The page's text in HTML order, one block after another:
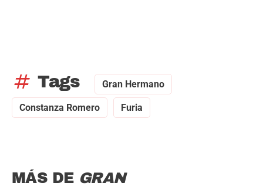
tag Tags Gran Hermano
Constanza Romero Furia
MÁS DE GRAN